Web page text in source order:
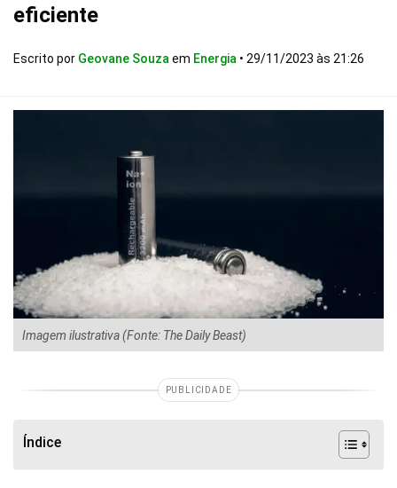
eficiente
Escrito por Geovane Souza em Energia • 29/11/2023 às 21:26
Imagem ilustrativa (Fonte: The Daily Beast)
PUBLICIDADE
Índice